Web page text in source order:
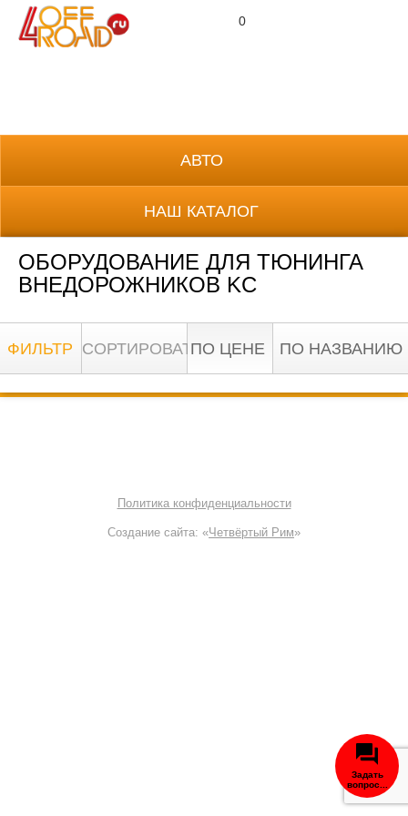
0
АВТО
НАШ КАТАЛОГ
ОБОРУДОВАНИЕ ДЛЯ ТЮНИНГА
ВНЕДОРОЖНИКОВ KC
ФИЛЬТР СОРТИРОВАТЬ:ПО ЦЕНЕ ПО НАЗВАНИЮ
Политика конфиденциальности
Создание сайта: «Четвёртый Рим»
Задать
вопрос...